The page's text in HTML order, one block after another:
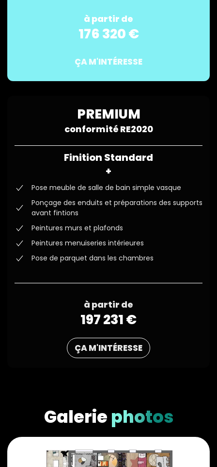
à partir de
176 320 €
ÇA M'INTÉRESSE
PREMIUM
conformité RE2020
Finition Standard
+
Pose meuble de salle de bain simple vasque
Ponçage des enduits et préparations des supports
avant fintions
Peintures murs et plafonds
Peintures menuiseries intérieures
Pose de parquet dans les chambres
à partir de
197 231 €
ÇA M'INTÉRESSE
Galerie photos